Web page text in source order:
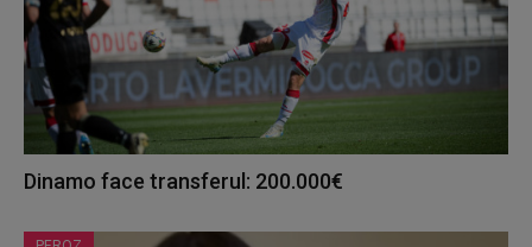
Dinamo face transferul: 200.000€